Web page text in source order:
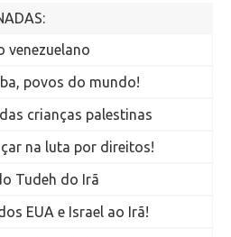
venezuelano
povos do mundo!
crianças palestinas
na luta por direitos!
Tudeh do Irã
EUA e Israel ao Irã!